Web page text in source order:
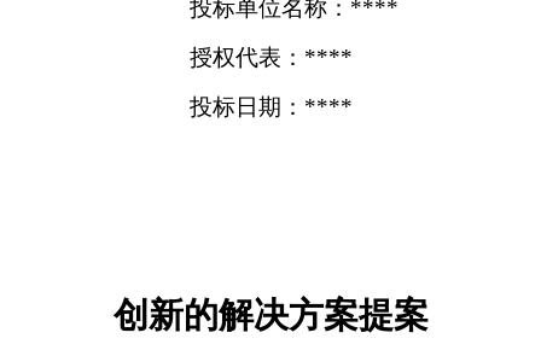
投标单位名称：****
授权代表：****
投标日期：****
创新的解决方案提案